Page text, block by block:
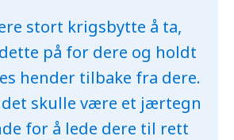
stort krigsbytte å ta,
på for dere og holdt
hender tilbake fra dere.
skulle være et jærtegn
for å lede dere til rett